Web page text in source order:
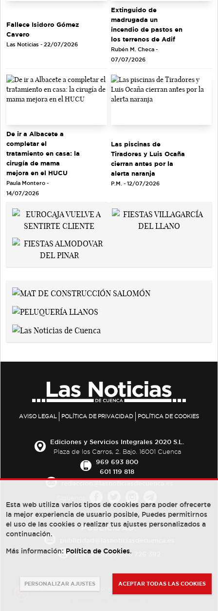
Fallece Isidoro Gómez
Cavero
Las Noticias - 22/07/2026
Extinguido de
madrugada un
incendio de pastos en
los terrenos de Adif
Rubén M. Checa -
07/07/2026
De ir a Albacete a
completar el
tratamiento en casa: la
cirugía de mama
mejora en el HUCU
Paula Montero -
14/07/2026
Las piscinas de
Tiradores y Luis Ocaña
cierran antes por la
alerta naranja
P.M. - 12/07/2026
AVISO LEGAL POLÍTICA DE PRIVACIDAD POLÍTICA DE COOKIES
Ediciones y Servicios Integrales 2020 S.L.
Plaza de los Carros, 2. Bajo. 16001 Cuenca
969 693 800
601 119 818
PUBLICIDAD:
684 126 573/670 726 392
Esta web utiliza varios tipos de cookies para poder ofrecerte
la mejor experiencia de usuario posible, Puedes permitirnos
el uso de las cookies o realizar tus ajustes personalizados a
continuación.
Más información: Política de Cookies.
PERSONALIZAR AJUSTES ACEPTAR TODAS LAS COOKIES